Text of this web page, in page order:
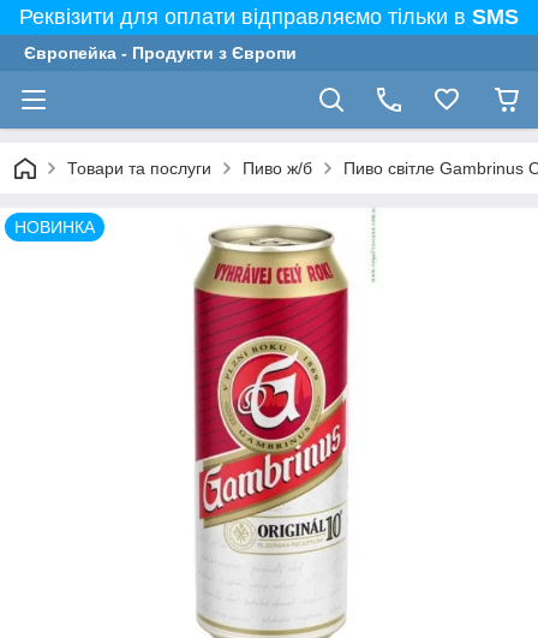
Реквізити для оплати відправляємо тільки в SMS
Європейка - Продукти з Європи
Товари та послуги Пиво ж/б Пиво світле Gambrinus
НОВИНКА